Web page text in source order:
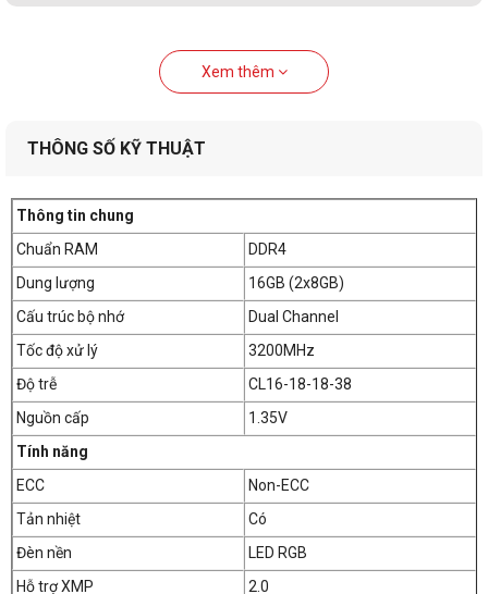
Xem thêm
THÔNG SỐ KỸ THUẬT
Thông tin chung
Chuẩn RAM
DDR4
Dung lượng
16GB (2x8GB)
Cấu trúc bộ nhớ
Dual Channel
Tốc độ xử lý
3200MHz
Độ trễ
CL16-18-18-38
Nguồn cấp
1.35V
Tính năng
ECC
Non-ECC
Tản nhiệt
Có
Đèn nền
LED RGB
Hỗ trợ XMP
2.0